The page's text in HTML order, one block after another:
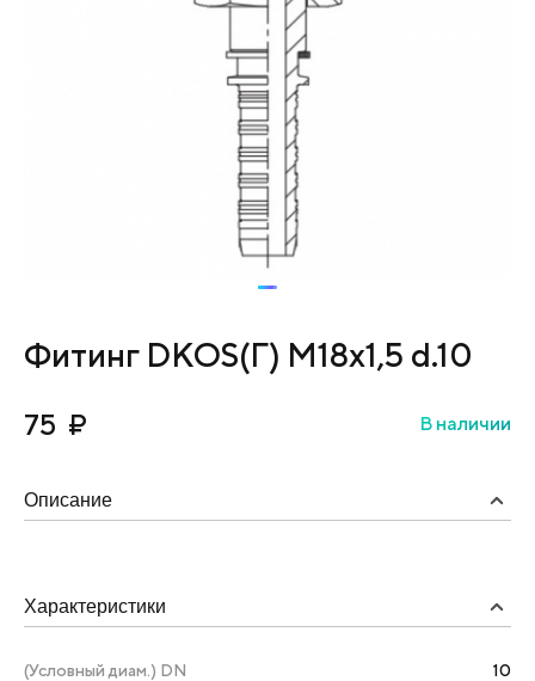
Фитинг DKOS(Г) М18х1,5 d.10
75 ₽ В наличии
Описание
Характеристики
(Условный диам.) DN 10